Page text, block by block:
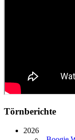
Törnberichte
2026